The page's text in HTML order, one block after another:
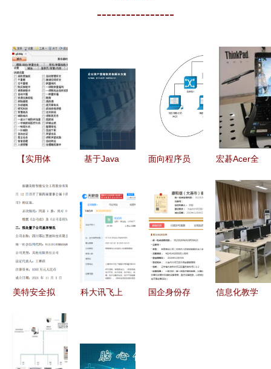
----------------
【实用体
霸机器人辅
助v3.5.8绿
色版 下载
与功能使用
全攻略
基于Java
设备管理系
统 代码实
现与功能分
析——聚焦
计算机软硬
件及辅助设
面向程序员
知识 网络
模型及网络
设备
宏碁Acer全
商汇特价
4499元降
级3400
元，性价比
之王如何开
启智能学习
美特安全拟
聚焦核心业
产结构
科大讯飞上
算机软硬件
零售市场
国企身份存
信息化教学